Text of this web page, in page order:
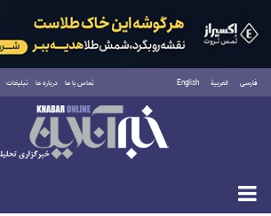
فارسی العربية English تماس با ما درباره ما تبلیغات
یکشنبه ۱۸ مرداد ۱۴۰۵